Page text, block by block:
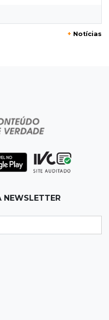
Dupla Sena,
pede fim do abandono
tratamento médico 5
+ Notícias
NEWSLETTER